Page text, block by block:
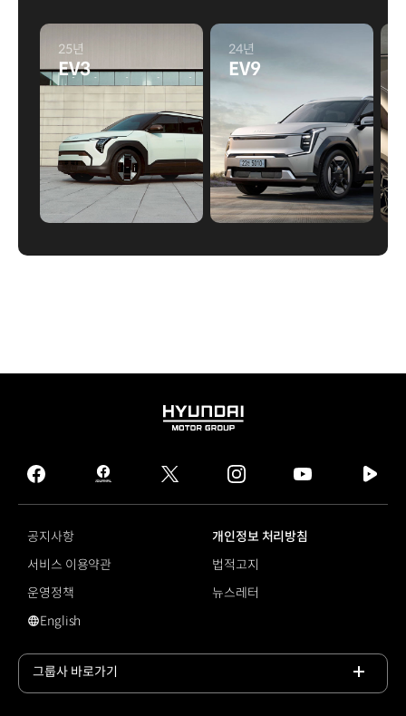
25년
EV3
24년
EV9
HYUNDAI
GROUP
facebook
hmg
journal
twitter instagram
tv
공지사항
개인정보 처리방침
서비스 이용약관
법적고지
운영정책
뉴스레터
#월드 카 어워즈
English
그룹사 바로가기